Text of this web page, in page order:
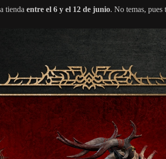
tienda entre el 6 y el 12 de junio. No temas, pues